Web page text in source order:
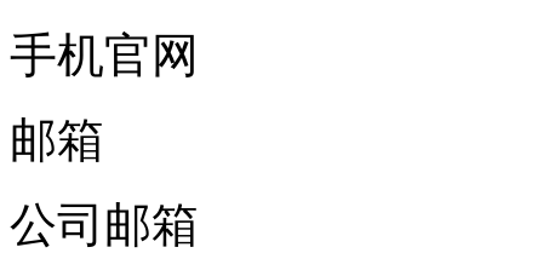
手机官网
邮箱
公司邮箱